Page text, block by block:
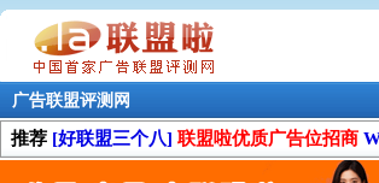
广告联盟评测网
推荐 [好联盟三个八] 联盟啦优质广告位招商